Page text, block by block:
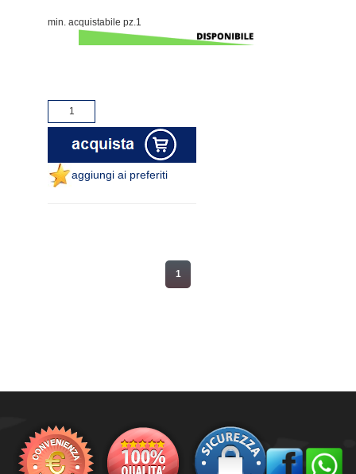
min. acquistabile pz.1
aggiungi ai preferiti
1